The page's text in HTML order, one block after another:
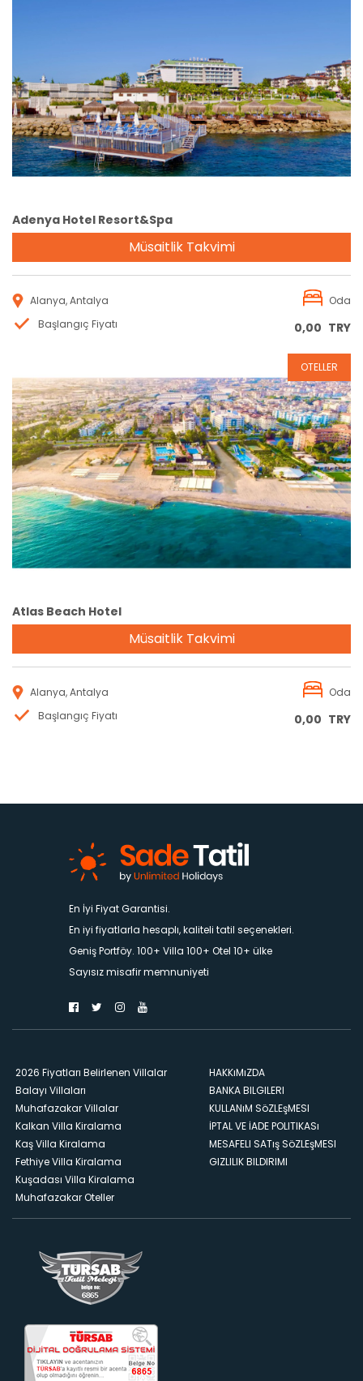
Rezervasyon
Adenya Hotel Resort&Spa
Müsaitlik Takvimi
Alanya, Antalya
Oda
Başlangıç Fiyatı
0,00 TRY
Rezervasyon
OTELLER
Atlas Beach Hotel
Müsaitlik Takvimi
Alanya, Antalya
Oda
Başlangıç Fiyatı
0,00 TRY
En İyi Fiyat Garantisi.
En iyi fiyatlarla hesaplı, kaliteli tatil seçenekleri.
Geniş Portföy. 100+ Villa 100+ Otel 10+ ülke
Sayısız misafir memnuniyeti
2026 Fiyatları Belirlenen Villalar
Balayı Villaları
Muhafazakar Villalar
Kalkan Villa Kiralama
Kaş Villa Kiralama
Fethiye Villa Kiralama
Kuşadası Villa Kiralama
Muhafazakar Oteller
HAKKıMıZDA
BANKA BILGILERI
KULLANıM SöZLEşMESI
İPTAL VE İADE POLITIKASı
MESAFELI SATış SöZLEşMESI
GIZLILIK BILDIRIMI